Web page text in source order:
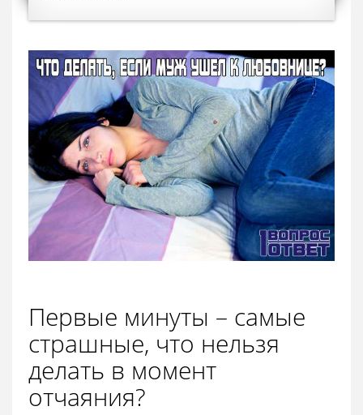
Первые минуты – самые
страшные, что нельзя
делать в момент
отчаяния?